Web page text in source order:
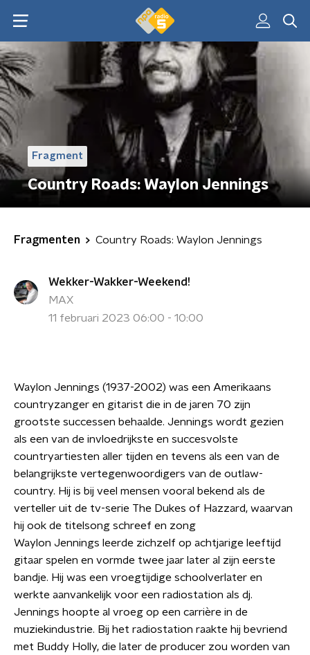
Fragment
Country Roads: Waylon Jennings
Fragmenten Country Roads: Waylon Jennings
Wekker-Wakker-Weekend!
MAX
11 februari 2023 06:00 - 10:00
Waylon Jennings (1937-2002) was een Amerikaans
countryzanger en gitarist die in de jaren 70 zijn
grootste successen behaalde. Jennings wordt gezien
als een van de invloedrijkste en succesvolste
countryartiesten aller tijden en tevens als een van de
belangrijkste vertegenwoordigers van de outlaw-
country. Hij is bij veel mensen vooral bekend als de
verteller uit de tv-serie The Dukes of Hazzard, waarvan
hij ook de titelsong schreef en zong
Waylon Jennings leerde zichzelf op achtjarige leeftijd
gitaar spelen en vormde twee jaar later al zijn eerste
bandje. Hij was een vroegtijdige schoolverlater en
werkte aanvankelijk voor een radiostation als dj.
Jennings hoopte al vroeg op een carrière in de
muziekindustrie. Bij het radiostation raakte hij bevriend
met Buddy Holly, die later de producer zou worden van